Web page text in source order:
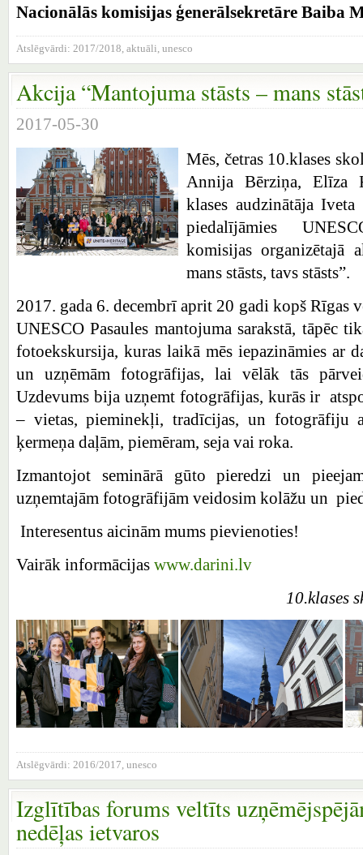
Nacionālās komisijas ģenerālsekretāre Baiba
Atslēgvārdi: 2017/2018, aktuāli, unesco
Akcija “Mantojuma stāsts – mans
2017-05-30
Mēs, četras 10.klases
Annija Bērziņa, Elīza
klases audzinātāja
piedalījāmies
komisijas organizētajā
mans stāsts, tavs stāsts”.
2017. gada 6. decembrī aprit 20 gadi kopš Rīgas
UNESCO Pasaules mantojuma sarakstā, tāpēc
fotoekskursija, kuras laikā mēs iepazināmies ar
un uzņēmām fotogrāfijas, lai vēlāk tās
Uzdevums bija uzņemt fotogrāfijas, kurās ir
– vietas, pieminekļi, tradīcijas, un fotogrāfiju
ķermeņa daļām, piemēram, seja vai roka.
Izmantojot seminārā gūto pieredzi un
uzņemtajām fotogrāfijām veidosim kolāžu un
Interesentus aicinām mums pievienoties!
Vairāk informācijas www.darini.lv
10.klases
Atslēgvārdi: 2016/2017, unesco
Izglītības forums veltīts
nedēļas ietvaros